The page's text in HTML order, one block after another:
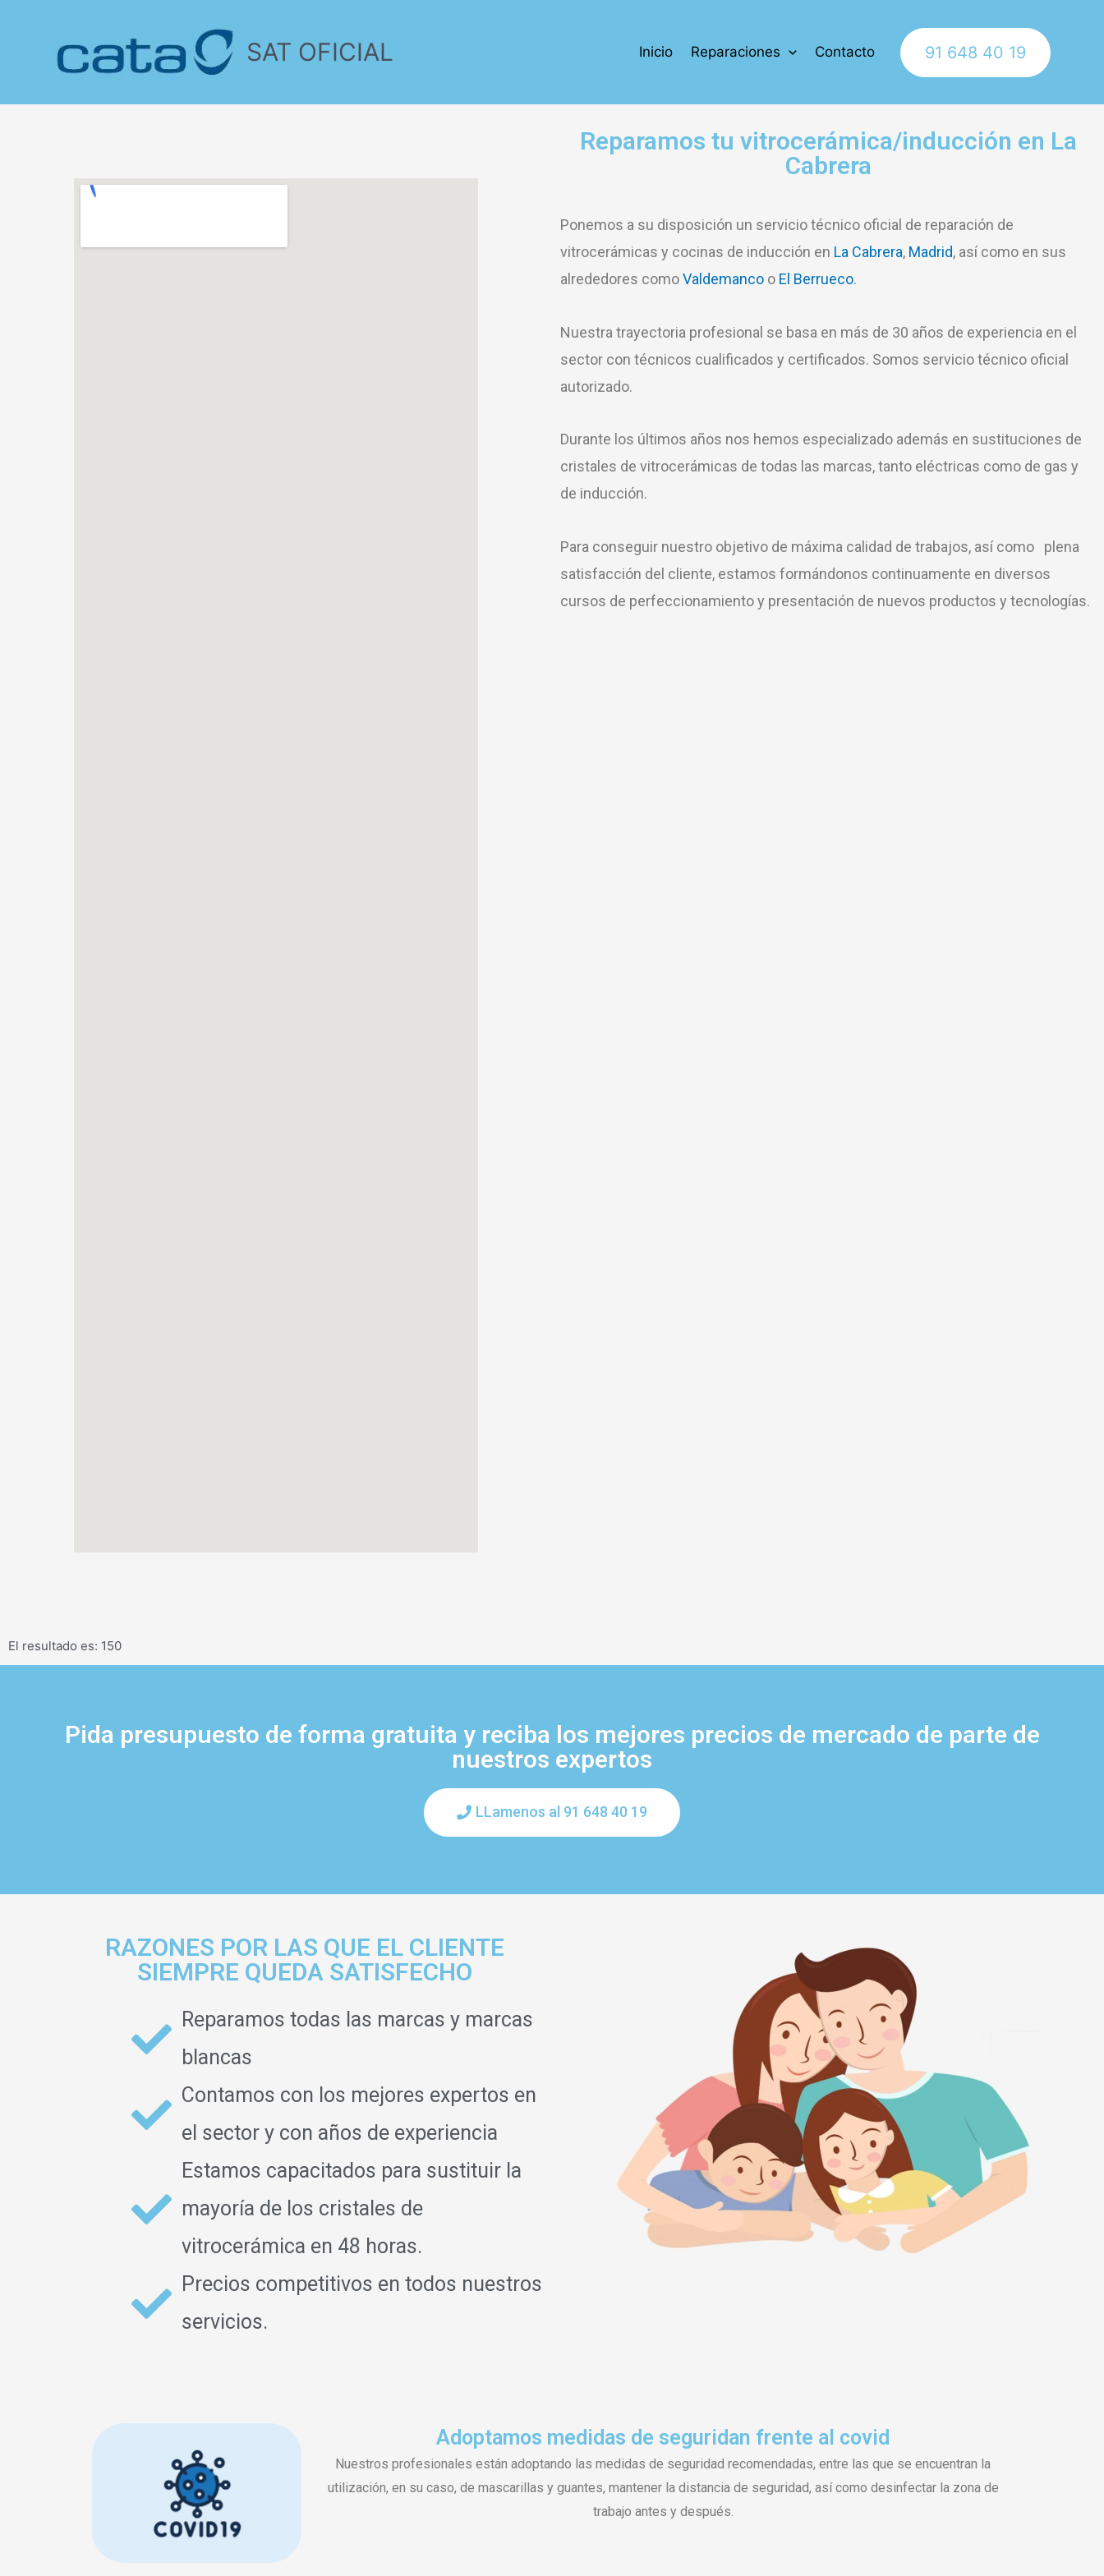
SAT OFICIAL Inicio Reparaciones Contacto 91 648 40 19
Reparamos tu vitrocerámica/inducción en La
Cabrera
Ponemos a su disposición un servicio técnico oficial de reparación de
vitrocerámicas y cocinas de inducción en La Cabrera, Madrid, así como en sus
alrededores comoValdemanco o El Berrueco.
Nuestra trayectoria profesional se basa en más de 30 años de experiencia en el
sector con técnicos cualificados y certificados. Somos servicio técnico oficial
autorizado.
Durante los últimos años nos hemos especializado además en sustituciones de
cristales de vitrocerámicas de todas las marcas, tanto eléctricas como de gas y
de inducción.
Para conseguir nuestro objetivo de máxima calidad de trabajos, así como plena
satisfacción del cliente, estamos formándonos continuamente en diversos
cursos de perfeccionamiento y presentación de nuevos productos y tecnologías.
El resultado es: 150
Pida presupuesto de forma gratuita y reciba los mejores precios de mercado de parte de
nuestros expertos
LLamenos al 91 648 40 19
RAZONES POR LAS QUE EL CLIENTE
SIEMPRE QUEDA SATISFECHO
Reparamos todas las marcas y marcas
blancas
Contamos con los mejores expertos en
el sector y con años de experiencia
Estamos capacitados para sustituir la
mayoría de los cristales de
vitrocerámica en 48 horas.
Precios competitivos en todos nuestros
servicios.
Adoptamos medidas de seguridan frente al covid
Nuestros profesionales están adoptando las medidas de seguridad recomendadas, entre las que se encuentran la
utilización, en su caso, de mascarillas y guantes, mantener la distancia de seguridad, así como desinfectar la zona de
trabajo antes y después.